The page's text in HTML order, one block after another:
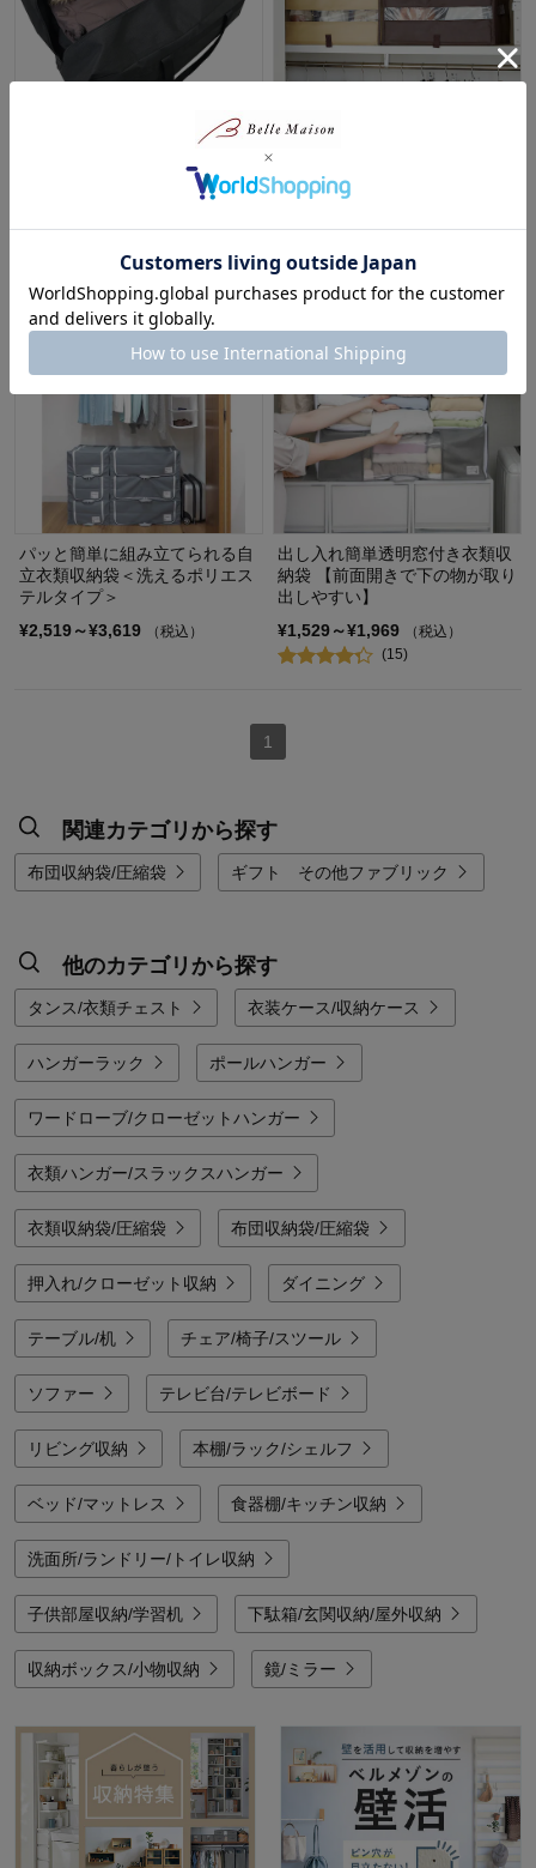
ックス
パッと簡単に組み立てられる自
立衣類収納袋＜洗えるポリエス
テルタイプ＞
¥2,519～¥3,619
（税込）
出し入れ簡単透明窓付き衣類収
納袋 【前面開きで下の物が取り
出しやすい】
¥1,529～¥1,969
（税込）
(15)
1
関連カテゴリから探す
布団収納袋/圧縮袋 ギフト その他ファブリック
他のカテゴリから探す
タンス/衣類チェスト 衣装ケース/収納ケース
ハンガーラック ポールハンガー
ワードローブ/クローゼットハンガー
衣類ハンガー/スラックスハンガー
衣類収納袋/圧縮袋 布団収納袋/圧縮袋
押入れ/クローゼット収納 ダイニング
テーブル/机 チェア/椅子/スツール
ソファー テレビ台/テレビボード
リビング収納 本棚/ラック/シェルフ
ベッド/マットレス 食器棚/キッチン収納
洗面所/ランドリー/トイレ収納
子供部屋収納/学習机 下駄箱/玄関収納/屋外収納
収納ボックス/小物収納 鏡/ミラー